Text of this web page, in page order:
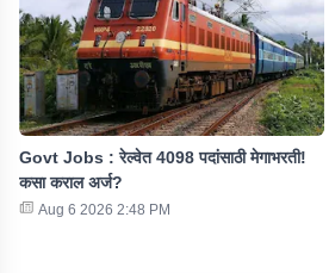
Govt Jobs : रेल्वेत 4098 पदांसाठी मेगाभरती!
कसा कराल अर्ज?
Aug 6 2026 2:48 PM